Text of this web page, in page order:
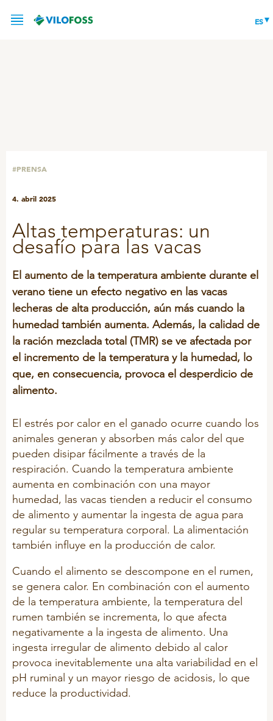
ES
Optimus
Ibérico
Premezclas vitamínico minerales
X-Zelit
FreshFoss
HooFoss
ProtiSpar
AVICULTURA
Premezclas vitamínico minerales
Fort-Ovo
Peckstones
ESPECIALIDADES VETERINARIAS
Stalosan
X-Zelit
Copitox
FreshFoss
HooFoss
MYCOSAFE™
GESTIÓN DE LA CALIDAD
CONTACTAR
CONTACTAR CON COMPLEMENTOS DE PIENSOS
FORMULARIO DE CONTACTO
#PRENSA
4. abril 2025
Altas temperaturas: un
desafío para las vacas
El aumento de la temperatura ambiente durante el
verano tiene un efecto negativo en las vacas
lecheras de alta producción, aún más cuando la
humedad también aumenta. Además, la calidad de
la ración mezclada total (TMR) se ve afectada por
el incremento de la temperatura y la humedad, lo
que, en consecuencia, provoca el desperdicio de
alimento.
El estrés por calor en el ganado ocurre cuando los
animales generan y absorben más calor del que
pueden disipar fácilmente a través de la
respiración. Cuando la temperatura ambiente
aumenta en combinación con una mayor
humedad, las vacas tienden a reducir el consumo
de alimento y aumentar la ingesta de agua para
regular su temperatura corporal. La alimentación
también influye en la producción de calor.
Cuando el alimento se descompone en el rumen,
se genera calor. En combinación con el aumento
de la temperatura ambiente, la temperatura del
rumen también se incrementa, lo que afecta
negativamente a la ingesta de alimento. Una
ingesta irregular de alimento debido al calor
provoca inevitablemente una alta variabilidad en el
pH ruminal y un mayor riesgo de acidosis, lo que
reduce la productividad.